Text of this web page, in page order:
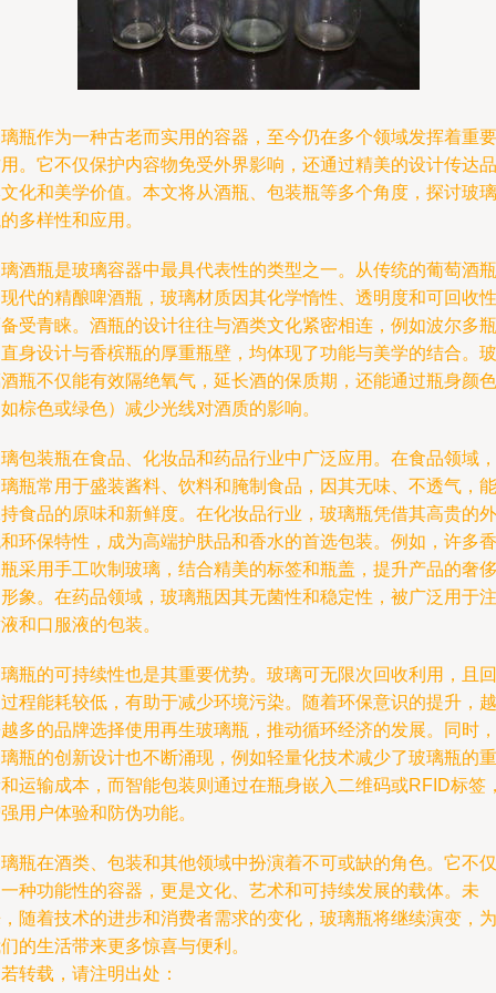
瓶作为一种古老而实用的容器，至今仍在多个领域发挥着重要
。它不仅保护内容物免受外界影响，还通过精美的设计传达品
化和美学价值。本文将从酒瓶、包装瓶等多个角度，探讨玻璃
多样性和应用。
酒瓶是玻璃容器中最具代表性的类型之一。从传统的葡萄酒瓶
代的精酿啤酒瓶，玻璃材质因其化学惰性、透明度和可回收性
受青睐。酒瓶的设计往往与酒类文化紧密相连，例如波尔多瓶
身设计与香槟瓶的厚重瓶壁，均体现了功能与美学的结合。玻
瓶不仅能有效隔绝氧气，延长酒的保质期，还能通过瓶身颜色
棕色或绿色）减少光线对酒质的影响。
包装瓶在食品、化妆品和药品行业中广泛应用。在食品领域，
瓶常用于盛装酱料、饮料和腌制食品，因其无味、不透气，能
食品的原味和新鲜度。在化妆品行业，玻璃瓶凭借其高贵的外
环保特性，成为高端护肤品和香水的首选包装。例如，许多香
采用手工吹制玻璃，结合精美的标签和瓶盖，提升产品的奢侈
象。在药品领域，玻璃瓶因其无菌性和稳定性，被广泛用于注
和口服液的包装。
瓶的可持续性也是其重要优势。玻璃可无限次回收利用，且回
程能耗较低，有助于减少环境污染。随着环保意识的提升，越
多的品牌选择使用再生玻璃瓶，推动循环经济的发展。同时，
瓶的创新设计也不断涌现，例如轻量化技术减少了玻璃瓶的重
运输成本，而智能包装则通过在瓶身嵌入二维码或RFID标签
用户体验和防伪功能。
瓶在酒类、包装和其他领域中扮演着不可或缺的角色。它不仅
种功能性的容器，更是文化、艺术和可持续发展的载体。未
随着技术的进步和消费者需求的变化，玻璃瓶将继续演变，为
的生活带来更多惊喜与便利。
转载，请注明出处：